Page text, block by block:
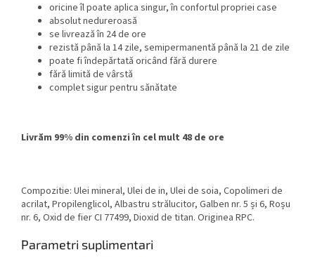
oricine îl poate aplica singur, în confortul propriei case
absolut nedureroasă
se livrează în 24 de ore
rezistă până la 14 zile, semipermanentă până la 21 de zile
poate fi îndepărtată oricând fără durere
fără limită de vârstă
complet sigur pentru sănătate
Livrăm 99% din comenzi în cel mult 48 de ore
Compozitie: Ulei mineral, Ulei de in, Ulei de soia, Copolimeri de
acrilat, Propilenglicol, Albastru strălucitor, Galben nr. 5 și 6, Roșu
nr. 6, Oxid de fier CI 77499, Dioxid de titan. Originea RPC.
Parametri suplimentari